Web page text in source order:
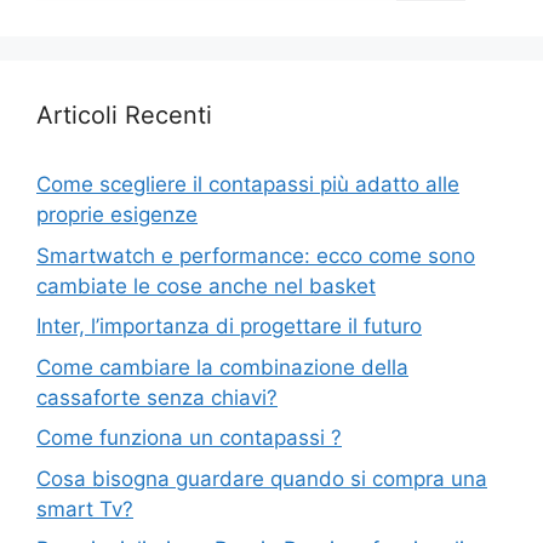
Articoli Recenti
Come scegliere il contapassi più adatto alle
proprie esigenze
Smartwatch e performance: ecco come sono
cambiate le cose anche nel basket
Inter, l’importanza di progettare il futuro
Come cambiare la combinazione della
cassaforte senza chiavi?
Come funziona un contapassi ?
Cosa bisogna guardare quando si compra una
smart Tv?